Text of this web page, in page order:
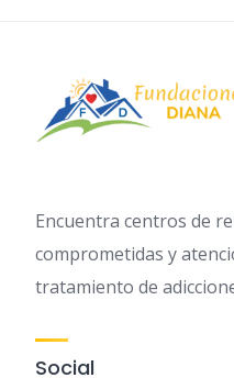
Encuentra centros de
comprometidas y
tratamiento de
Social